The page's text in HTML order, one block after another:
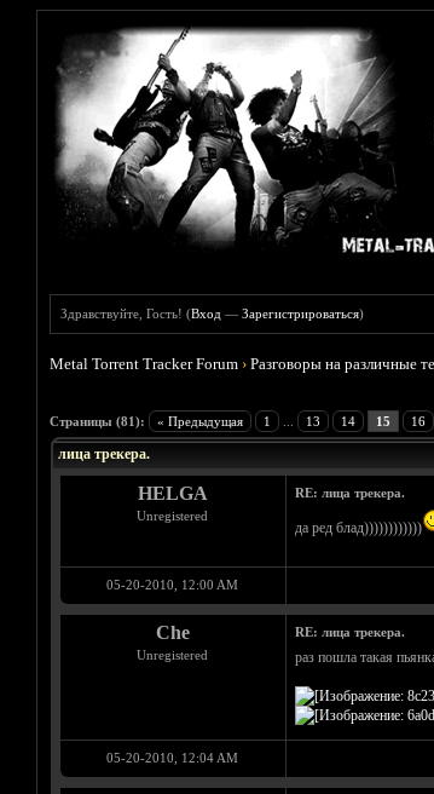
Здравствуйте, Гость! (Вход —Зарегистрироваться)
Metal Torrent Tracker Forum ›Разговоры на различные
Страницы (81): « Предыдущая 1 13 14 15 16
Голосов: 9 - Средняя оценка:
1
2
3
4
5
лица трекера.
HELGA
Unregistered
RE: лица трекера.
да ред блад))))))))))))
05-20-2010, 12:00 AM
Che
Unregistered
RE: лица трекера.
раз пошла такая
05-20-2010, 12:04 AM